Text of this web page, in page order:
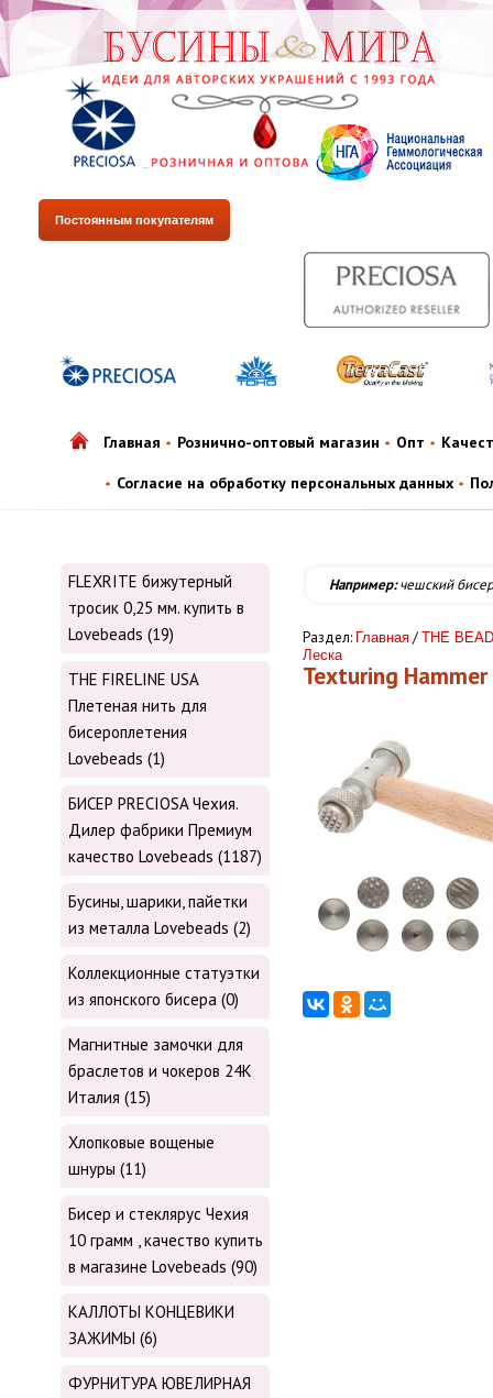
Постоянным покупателям
Главная Рознично-оптовый магазин Опт
Согласие на обработку персональных данных
FLEXRITE бижутерный
тросик 0,25 мм. купить в
Lovebeads (19)
THE FIRELINE USA
Плетеная нить для
бисероплетения
Lovebeads (1)
БИСЕР PRECIOSA Чехия.
Дилер фабрики Премиум
качество Lovebeads (1187)
Бусины, шарики, пайетки
из металла Lovebeads (2)
Коллекционные статуэтки
из японского бисера (0)
Магнитные замочки для
браслетов и чокеров 24К
Италия (15)
Хлопковые вощеные
шнуры (11)
Бисер и стеклярус Чехия
10 грамм , качество купить
в магазине Lovebeads (90)
КАЛЛОТЫ КОНЦЕВИКИ
ЗАЖИМЫ (6)
ФУРНИТУРА ЮВЕЛИРНАЯ
Например:чешский бисер
Раздел: Главная / THE
Леска
Texturing